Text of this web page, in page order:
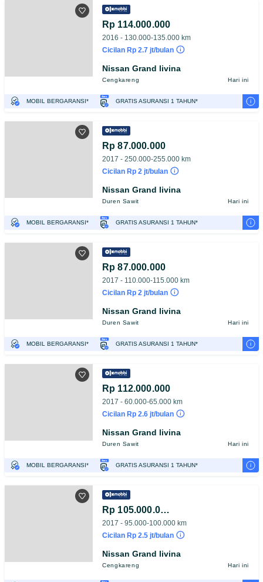
Rp 114.000.000
2016 - 130.000-135.000 km
Cicilan Rp 2.7 jt/bulan
Nissan Grand livina
Cengkareng Hari ini
MOBIL BERGARANSI* GRATIS ASURANSI 1 TAHUN* i
Rp 87.000.000
2017 - 250.000-255.000 km
Cicilan Rp 2 jt/bulan
Nissan Grand livina
Duren Sawit Hari ini
MOBIL BERGARANSI* GRATIS ASURANSI 1 TAHUN*
PENJUAL TERVERIFIKASI
i
Rp 87.000.000
2017 - 110.000-115.000 km
Cicilan Rp 2 jt/bulan
Nissan Grand livina
Duren Sawit Hari ini
MOBIL BERGARANSI* GRATIS ASURANSI 1 TAHUN*
PENJUAL TERVERIFIKASI
i
Rp 112.000.000
2017 - 60.000-65.000 km
Cicilan Rp 2.6 jt/bulan
Nissan Grand livina
Duren Sawit Hari ini
MOBIL BERGARANSI* GRATIS ASURANSI 1 TAHUN*
PENJUAL TERVERIFIKASI
i
Rp 105.000.000
2017 - 95.000-100.000 km
Cicilan Rp 2.5 jt/bulan
Nissan Grand livina
Cengkareng Hari ini